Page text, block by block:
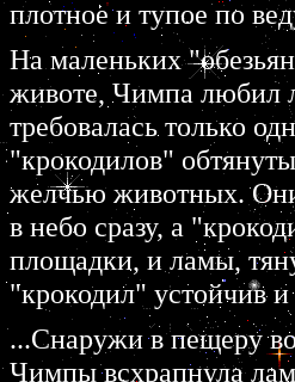
плотное и тупое по
На маленьких
животе, Чимпа любил
требовалась только
"крокодилов"
желчью животных. Они
в небо сразу, а
площадки, и ламы,
"крокодил" устойчив
...Снаружи в пещеру
Чимпы всхрапнула